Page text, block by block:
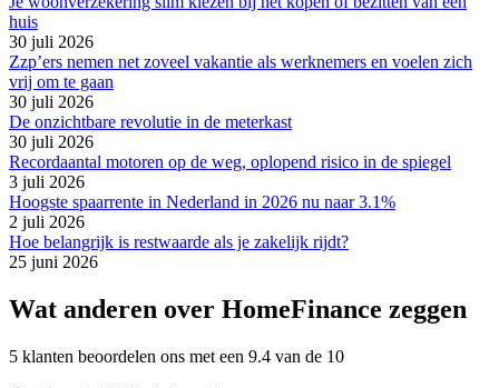
huis
30 juli 2026
Zzp’ers nemen net zoveel vakantie als werknemers en voelen zich
vrij om te gaan
30 juli 2026
De onzichtbare revolutie in de meterkast
30 juli 2026
Recordaantal motoren op de weg, oplopend risico in de spiegel
3 juli 2026
Hoogste spaarrente in Nederland in 2026 nu naar 3.1%
2 juli 2026
Hoe belangrijk is restwaarde als je zakelijk rijdt?
25 juni 2026
Wat anderen over HomeFinance zeggen
5 klanten beoordelen ons met een 9.4 van de 10